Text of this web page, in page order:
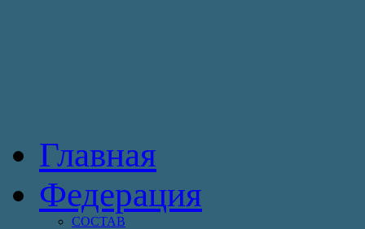
Главная
Федерация
СОСТАВ